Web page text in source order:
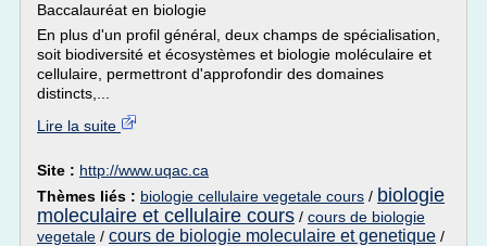
Baccalauréat en biologie
En plus d'un profil général, deux champs de spécialisation,
soit biodiversité et écosystèmes et biologie moléculaire et
cellulaire, permettront d'approfondir des domaines
distincts,...
Lire la suite
Site : http://www.uqac.ca
Thèmes liés : biologie cellulaire vegetale cours / biologie
moleculaire et cellulaire cours / cours de biologie
vegetale / cours de biologie moleculaire et genetique /